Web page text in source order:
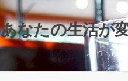
なたの生活が